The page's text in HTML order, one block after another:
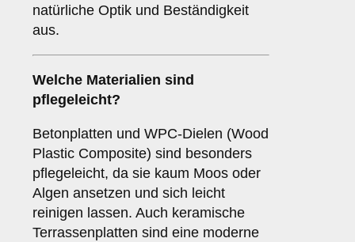
natürliche Optik und Beständigkeit
aus.
Welche Materialien sind
pflegeleicht?
Betonplatten und WPC-Dielen (Wood
Plastic Composite) sind besonders
pflegeleicht, da sie kaum Moos oder
Algen ansetzen und sich leicht
reinigen lassen. Auch keramische
Terrassenplatten sind eine moderne